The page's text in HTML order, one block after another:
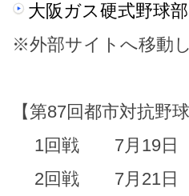
大阪ガス硬式野球
※外部サイトへ移動
【第87回都市対抗
1回戦 7月19日
2回戦 7月21日（